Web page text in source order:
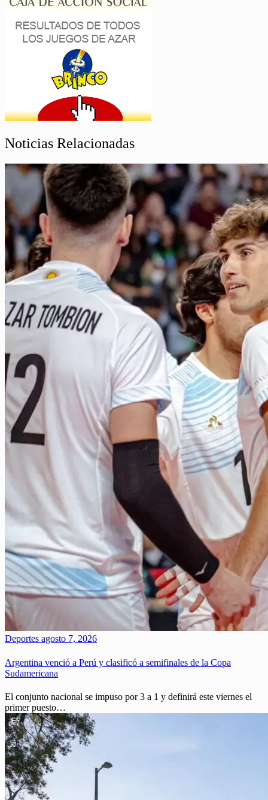
Noticias Relacionadas
Deportes agosto 7, 2026
Argentina venció a Perú y clasificó a semifinales de la Copa
Sudamericana
El conjunto nacional se impuso por 3 a 1 y definirá este viernes el
primer puesto…